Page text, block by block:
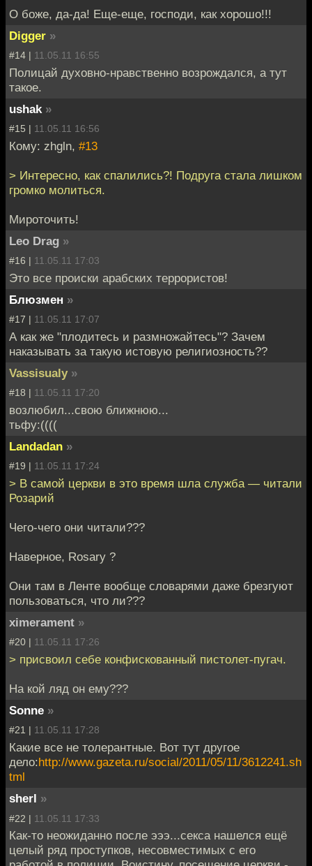
О боже, да-да! Еще-еще, господи, как хорошо!!!
Digger »
#14 | 11.05.11 16:55
Полицай духовно-нравственно возрождался, а тут
такое.
ushak »
#15 | 11.05.11 16:56
Кому: zhgln, #13
> Интересно, как спалились?! Подруга стала лишком
громко молиться.
Мироточить!
Leo Drag »
#16 | 11.05.11 17:03
Это все происки арабских террористов!
Блюзмен »
#17 | 11.05.11 17:07
А как же "плодитесь и размножайтесь"? Зачем
наказывать за такую истовую религиозность??
Vassisualy »
#18 | 11.05.11 17:20
возлюбил...свою ближнюю...
тьфу:((((
Landadan »
#19 | 11.05.11 17:24
> В самой церкви в это время шла служба — читали
Розарий
Чего-чего они читали???
Наверное, Rosary ?
Они там в Ленте вообще словарями даже брезгуют
пользоваться, что ли???
ximerament »
#20 | 11.05.11 17:26
> присвоил себе конфискованный пистолет-пугач.
На кой ляд он ему???
Sonne »
#21 | 11.05.11 17:28
Какие все не толерантные. Вот тут другое
дело:http://www.gazeta.ru/social/2011/05/11/3612241.sh
tml
sherl »
#22 | 11.05.11 17:33
Как-то неожиданно после эээ...секса нашелся ещё
целый ряд проступков, несовместимых с его